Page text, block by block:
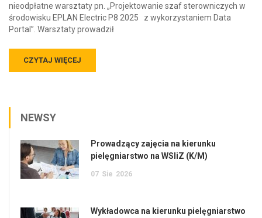
nieodpłatne warsztaty pn. „Projektowanie szaf sterowniczych w
środowisku EPLAN Electric P8 2025 z wykorzystaniem Data
Portal”. Warsztaty prowadził
CZYTAJ WIĘCEJ
NEWSY
Prowadzący zajęcia na kierunku
pielęgniarstwo na WSIiZ (K/M)
07 Sie 2026
Wykładowca na kierunku pielęgniarstwo